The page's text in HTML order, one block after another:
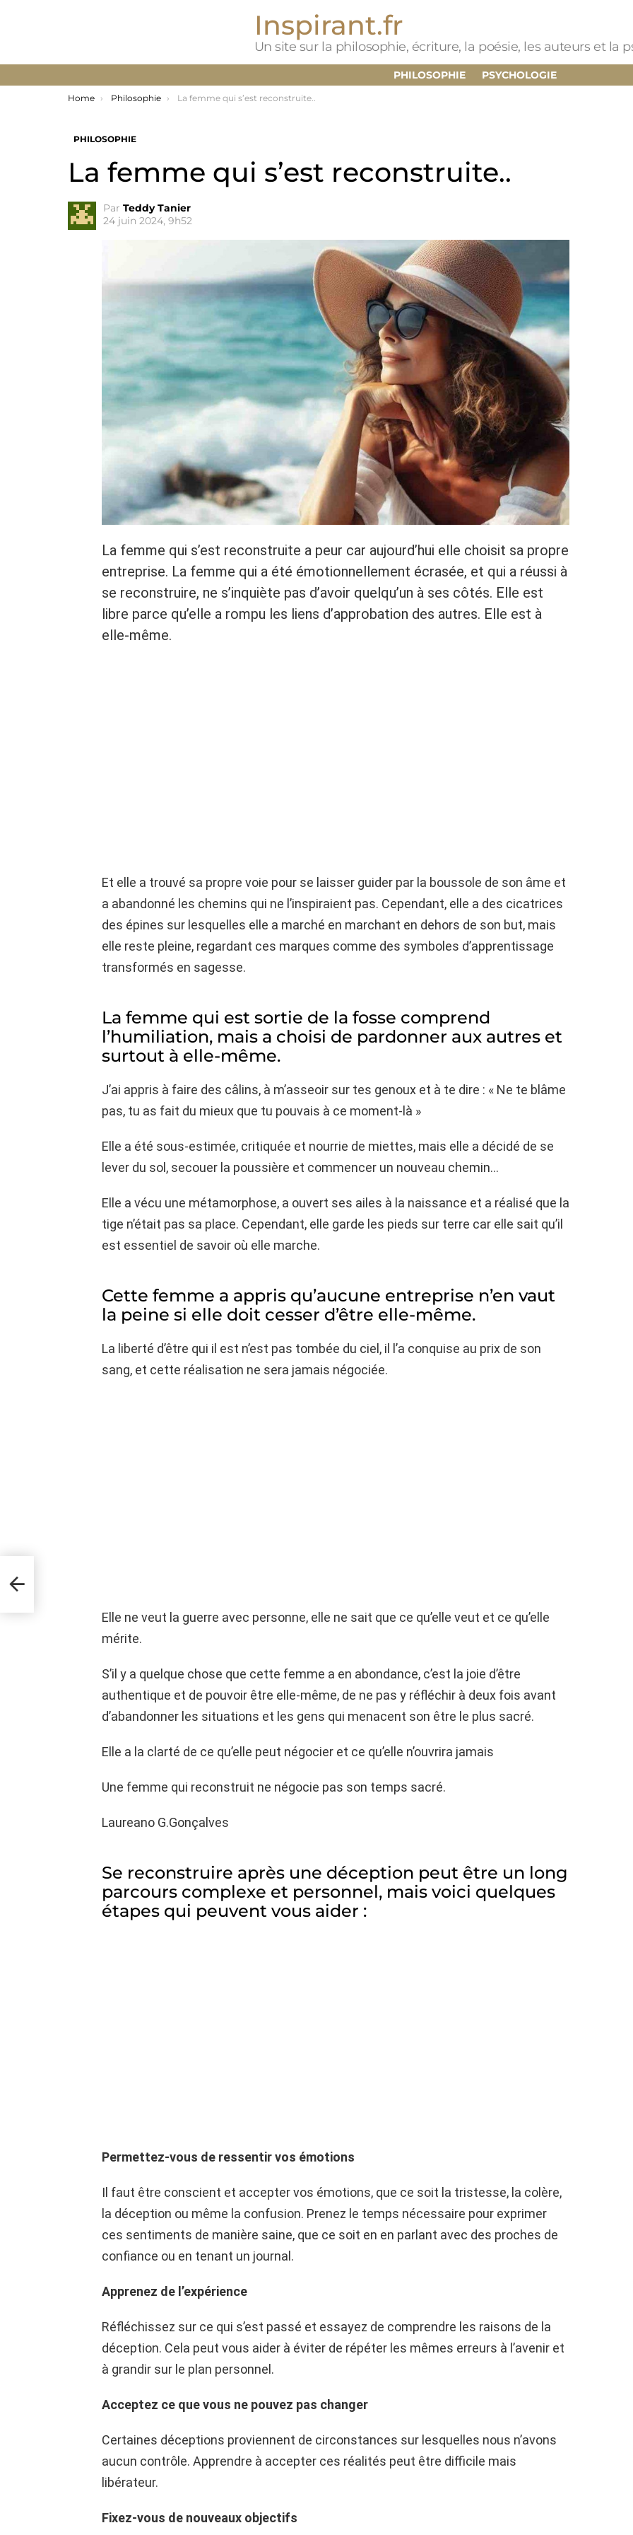
Inspirant.fr
Un site sur la philosophie, écriture, la poésie, les auteurs et la
PHILOSOPHIE PSYCHOLOGIE
You are here:
Home Philosophie La femme qui s’est reconstruite..
PHILOSOPHIE
La femme qui s’est reconstruite..
Par Teddy Tanier
24 juin 2024, 9h52
La femme qui s’est reconstruite a peur car aujourd’hui elle choisit sa propre
entreprise. La femme qui a été émotionnellement écrasée, et qui a réussi à
se reconstruire, ne s’inquiète pas d’avoir quelqu’un à ses côtés. Elle est
libre parce qu’elle a rompu les liens d’approbation des autres. Elle est à
elle-même.
Et elle a trouvé sa propre voie pour se laisser guider par la boussole de son âme et
a abandonné les chemins qui ne l’inspiraient pas. Cependant, elle a des cicatrices
des épines sur lesquelles elle a marché en marchant en dehors de son but, mais
elle reste pleine, regardant ces marques comme des symboles d’apprentissage
transformés en sagesse.
La femme qui est sortie de la fosse comprend
l’humiliation, mais a choisi de pardonner aux autres et
surtout à elle-même.
J’ai appris à faire des câlins, à m’asseoir sur tes genoux et à te dire : « Ne te blâme
pas, tu as fait du mieux que tu pouvais à ce moment-là »
Elle a été sous-estimée, critiquée et nourrie de miettes, mais elle a décidé de se
lever du sol, secouer la poussière et commencer un nouveau chemin…
Elle a vécu une métamorphose, a ouvert ses ailes à la naissance et a réalisé que la
tige n’était pas sa place. Cependant, elle garde les pieds sur terre car elle sait qu’il
est essentiel de savoir où elle marche.
Cette femme a appris qu’aucune entreprise n’en vaut
la peine si elle doit cesser d’être elle-même.
La liberté d’être qui il est n’est pas tombée du ciel, il l’a conquise au prix de son
sang, et cette réalisation ne sera jamais négociée.
Elle ne veut la guerre avec personne, elle ne sait que ce qu’elle veut et ce qu’elle
mérite.
S’il y a quelque chose que cette femme a en abondance, c’est la joie d’être
authentique et de pouvoir être elle-même, de ne pas y réfléchir à deux fois avant
d’abandonner les situations et les gens qui menacent son être le plus sacré.
Elle a la clarté de ce qu’elle peut négocier et ce qu’elle n’ouvrira jamais
Une femme qui reconstruit ne négocie pas son temps sacré.
Laureano G.Gonçalves
Se reconstruire après une déception peut être un long
parcours complexe et personnel, mais voici quelques
étapes qui peuvent vous aider :
Permettez-vous de ressentir vos émotions
Il faut être conscient et accepter vos émotions, que ce soit la tristesse, la colère,
la déception ou même la confusion. Prenez le temps nécessaire pour exprimer
ces sentiments de manière saine, que ce soit en en parlant avec des proches de
confiance ou en tenant un journal.
Apprenez de l’expérience
Réfléchissez sur ce qui s’est passé et essayez de comprendre les raisons de la
déception. Cela peut vous aider à éviter de répéter les mêmes erreurs à l’avenir et
à grandir sur le plan personnel.
Acceptez ce que vous ne pouvez pas changer
Certaines déceptions proviennent de circonstances sur lesquelles nous n’avons
aucun contrôle. Apprendre à accepter ces réalités peut être difficile mais
libérateur.
Fixez-vous de nouveaux objectifs